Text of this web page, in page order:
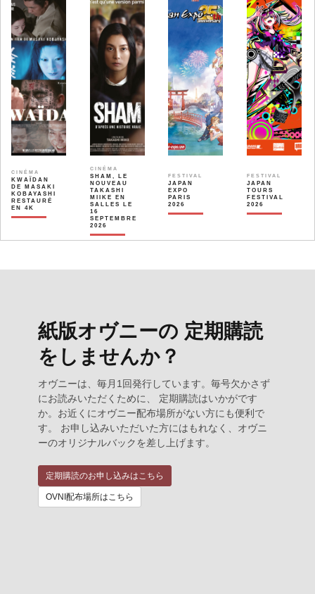
CINÉMA
KWAÏDAN
DE MASAKI
KOBAYASHI
RESTAURÉ
EN 4K
CINÉMA
SHAM, LE
NOUVEAU
TAKASHI
MIIKE EN
SALLES LE
16
SEPTEMBRE
2026
FESTIVAL
JAPAN
EXPO
PARIS
2026
FESTIVAL
JAPAN
TOURS
FESTIVAL
2026
紙版オヴニーの 定期購読
をしませんか？
オヴニーは、毎月1回発行しています。毎号欠かさず
にお読みいただくために、 定期購読はいかがです
か。お近くにオヴニー配布場所がない方にも便利で
す。 お申し込みいただいた方にはもれなく、オヴニ
ーのオリジナルバックを差し上げます。
定期購読のお申し込みはこちら
OVNI配布場所はこちら